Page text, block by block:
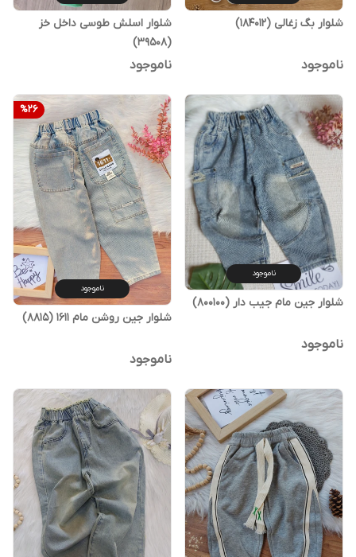
شلوار بگ زغالی (184012)
ناموجود
شلوار اسلش طوسی داخل خز
(39508)
ناموجود
ناموجود
شلوار جین مام جیب دار (800100)
ناموجود
%26
ناموجود
شلوار جین روشن مام 1611 (8815)
ناموجود